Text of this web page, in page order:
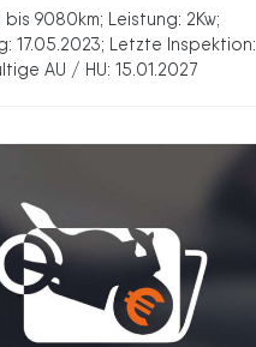
9080km; Leistung: 2Kw;
17.05.2023; Letzte Inspektion:
AU / HU: 15.01.2027